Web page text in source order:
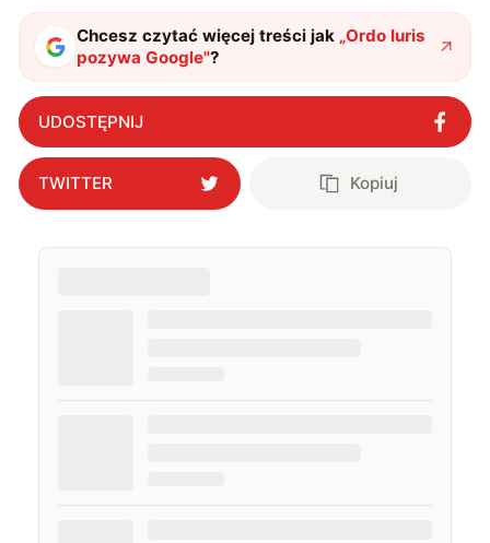
Chcesz czytać więcej treści jak „Ordo Iuris
pozywa Google"?
UDOSTĘPNIJ
TWITTER Kopiuj